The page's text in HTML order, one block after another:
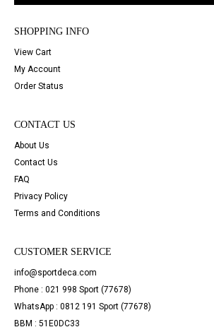
SHOPPING INFO
View Cart
My Account
Order Status
CONTACT US
About Us
Contact Us
FAQ
Privacy Policy
Terms and Conditions
CUSTOMER SERVICE
info@sportdeca.com
Phone : 021 998 Sport (77678)
WhatsApp : 0812 191 Sport (77678)
BBM : 51E0DC33